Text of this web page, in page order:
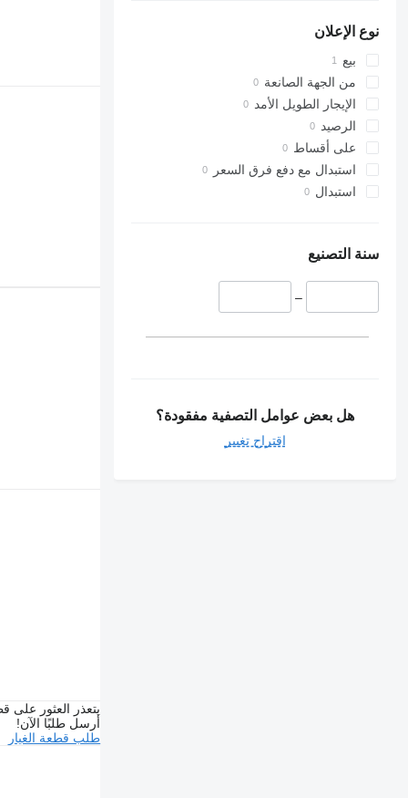
نوع الإعلان
بيع
من الجهة الصانعة
الإيجار الطويل الأمد
الرصيد
على أقساط
استبدال مع دفع فرق السعر
استبدال
سنة التصنيع
–
هل بعض عوامل التصفية مفقودة؟
اقتراح تغيير
يتعذر العثور على
أرسل طلبًا الآن!
طلب قطعة الغيار